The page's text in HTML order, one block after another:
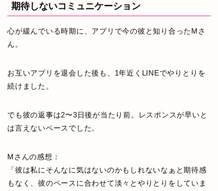
期待しないコミュニケーション
心が緩んでいる時期に、アプリで今の彼と知り合ったMさ
ん。
お互いアプリを退会した後も、1年近くLINEでやりとりを
続けました。
でも彼の返事は2〜3日後が当たり前。レスポンスが早いと
は言えないペースでした。
Mさんの感想：
「彼は私にそんなに気はないのかもしれないなぁと期待感
もなく、彼のペースに合わせて淡々とやりとりをしていま